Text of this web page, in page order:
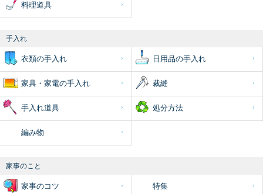
料理道具
手入れ
衣類の手入れ 日用品の手入れ
家具・家電の手入れ 裁縫
手入れ道具 処分方法
編み物
家事のこと
家事のコツ 特集